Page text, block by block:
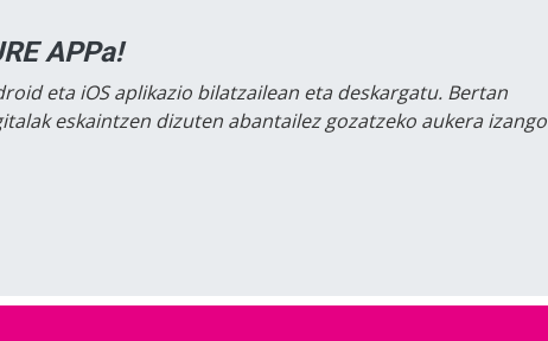
APPa!
eta iOS aplikazio bilatzailean eta deskargatu. Bertan
eskaintzen dizuten abantailez gozatzeko aukera izango